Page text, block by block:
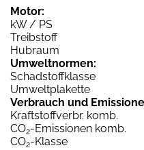
Motor:
kW / PS
Treibstoff
Hubraum
Umweltnormen:
Schadstoffklasse
Umweltplakette
Verbrauch und
Kraftstoffverbr. komb.
CO2-Emissionen komb.
CO2-Klasse